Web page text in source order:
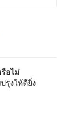
อไม่
รุงให้ดียิ่ง